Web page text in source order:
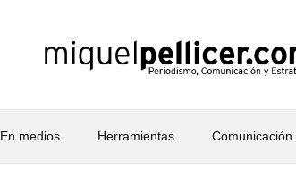
En medios Herramientas